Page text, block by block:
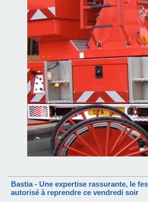
Bastia - Une expertise rassurante, le
autorisé à reprendre ce vendredi soir